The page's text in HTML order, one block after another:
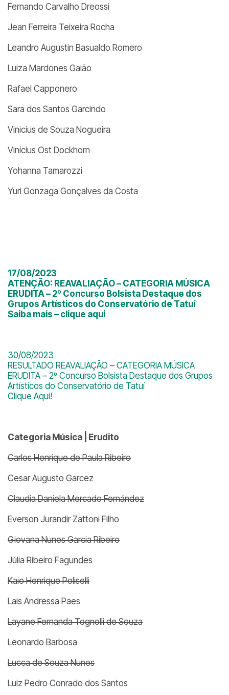
Fernando Carvalho Dreossi
Jean Ferreira Teixeira Rocha
Leandro Augustin Basualdo Romero
Luiza Mardones Gaião
Rafael Capponero
Sara dos Santos Garcindo
Vinicius de Souza Nogueira
Vinícius Ost Dockhorn
Yohanna Tamarozzi
Yuri Gonzaga Gonçalves da Costa
17/08/2023
ATENÇÃO: REAVALIAÇÃO – CATEGORIA MÚSICA
ERUDITA – 2º Concurso Bolsista Destaque dos
Grupos Artísticos do Conservatório de Tatuí
Saiba mais – clique aqui
30/08/2023
RESULTADO REAVALIAÇÃO – CATEGORIA MÚSICA
ERUDITA – 2º Concurso Bolsista Destaque dos Grupos
Artísticos do Conservatório de Tatuí
Clique Aqui!
Categoria Música | Erudito
Carlos Henrique de Paula Ribeiro
Cesar Augusto Garcez
Claudia Daniela Mercado Fernández
Everson Jurandir Zattoni Filho
Giovana Nunes Garcia Ribeiro
Júlia Ribeiro Fagundes
Kaio Henrique Poliselli
Lais Andressa Paes
Layane Fernanda Tognolli de Souza
Leonardo Barbosa
Lucca de Souza Nunes
Luiz Pedro Conrado dos Santos